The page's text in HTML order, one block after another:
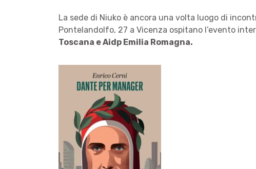
La sede di Niuko è ancora una volta luogo di
Pontelandolfo, 27 a Vicenza ospitano l’evento
Toscana e Aidp Emilia Romagna.